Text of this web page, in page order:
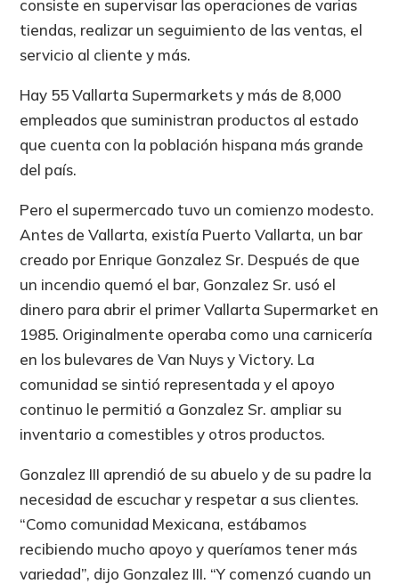
consiste en supervisar las operaciones de varias
tiendas, realizar un seguimiento de las ventas, el
servicio al cliente y más.
Hay 55 Vallarta Supermarkets y más de 8,000
empleados que suministran productos al estado
que cuenta con la población hispana más grande
del país.
Pero el supermercado tuvo un comienzo modesto.
Antes de Vallarta, existía Puerto Vallarta, un bar
creado por Enrique Gonzalez Sr. Después de que
un incendio quemó el bar, Gonzalez Sr. usó el
dinero para abrir el primer Vallarta Supermarket en
1985. Originalmente operaba como una carnicería
en los bulevares de Van Nuys y Victory. La
comunidad se sintió representada y el apoyo
continuo le permitió a Gonzalez Sr. ampliar su
inventario a comestibles y otros productos.
Gonzalez III aprendió de su abuelo y de su padre la
necesidad de escuchar y respetar a sus clientes.
“Como comunidad Mexicana, estábamos
recibiendo mucho apoyo y queríamos tener más
variedad”, dijo Gonzalez III. “Y comenzó cuando un